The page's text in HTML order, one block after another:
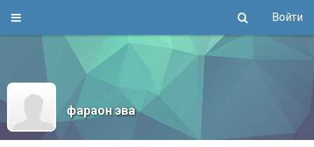
Войти
фараон эва